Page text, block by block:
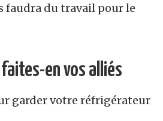
faudra du travail pour le
en vos alliés
garder votre réfrigérateur